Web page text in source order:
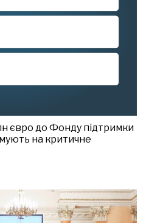
євро до Фонду підтримки
на критичне